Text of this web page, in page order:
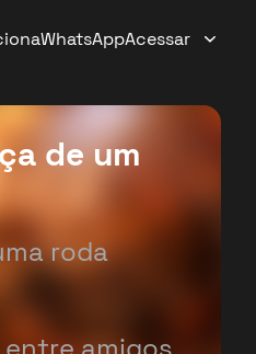
WhatsAppAcessar
de um
roda